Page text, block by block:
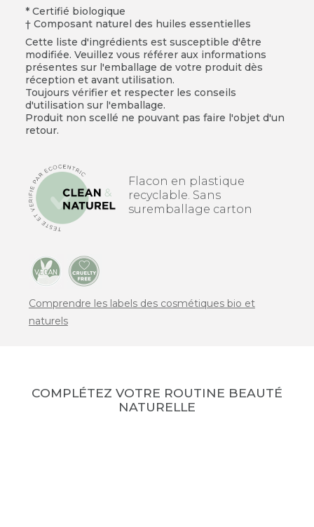
* Certifié biologique
Composant naturel des huiles essentielles
Cette liste d'ingrédients est susceptible d'être
modifiée. Veuillez vous référer aux informations
présentes sur l'emballage de votre produit dès
réception et avant utilisation.
Toujours vérifier et respecter les conseils
d'utilisation sur l'emballage.
Produit non scellé ne pouvant pas faire l'objet d'un
retour.
Flacon en plastique
recyclable. Sans
suremballage carton
Comprendre les labels des cosmétiques bio et
naturels
COMPLÉTEZ VOTRE ROUTINE BEAUTÉ
NATURELLE